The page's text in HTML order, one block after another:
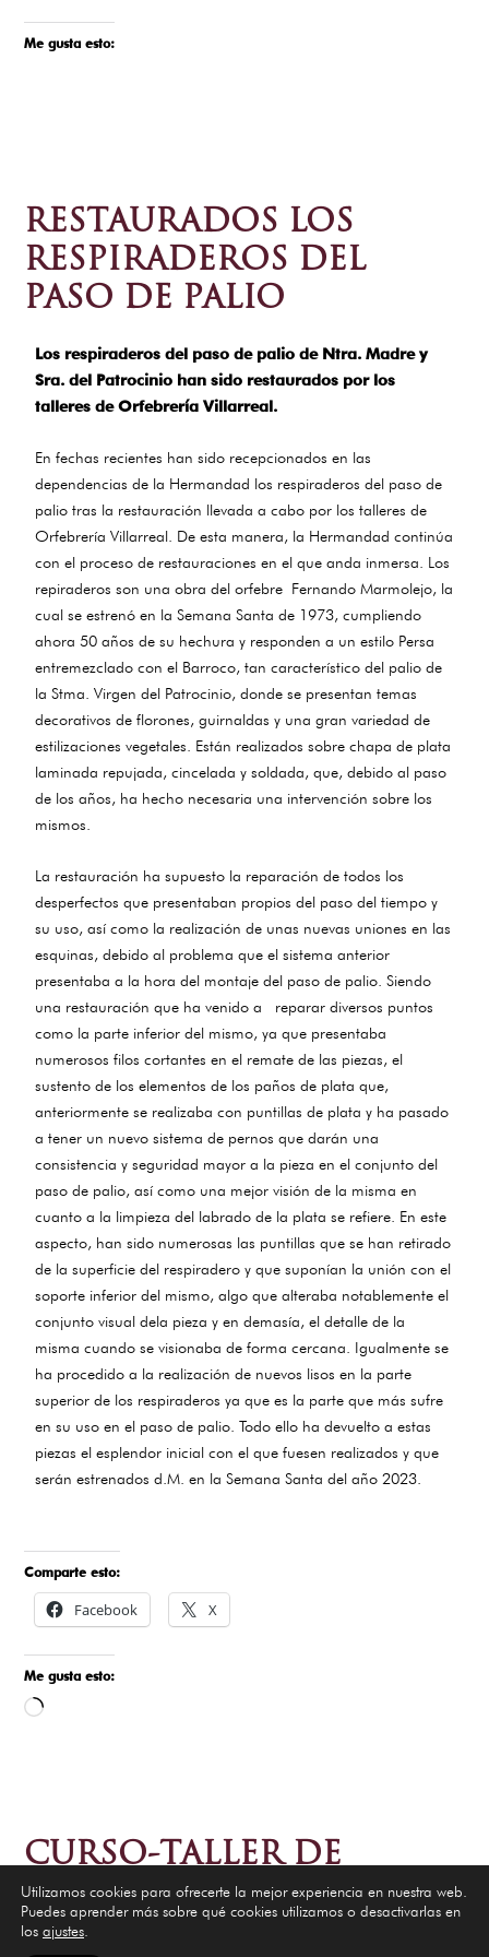
Me gusta esto:
RESTAURADOS LOS
RESPIRADEROS DEL
PASO DE PALIO
Los respiraderos del paso de palio de Ntra. Madre y
Sra. del Patrocinio han sido restaurados por los
talleres de Orfebrería Villarreal.
En fechas recientes han sido recepcionados en las
dependencias de la Hermandad los respiraderos del paso de
palio tras la restauración llevada a cabo por los talleres de
Orfebrería Villarreal. De esta manera, la Hermandad continúa
con el proceso de restauraciones en el que anda inmersa. Los
repiraderos son una obra del orfebre Fernando Marmolejo, la
cual se estrenó en la Semana Santa de 1973, cumpliendo
ahora 50 años de su hechura y responden a un estilo Persa
entremezclado con el Barroco, tan característico del palio de
la Stma. Virgen del Patrocinio, donde se presentan temas
decorativos de florones, guirnaldas y una gran variedad de
estilizaciones vegetales. Están realizados sobre chapa de plata
laminada repujada, cincelada y soldada, que, debido al paso
de los años, ha hecho necesaria una intervención sobre los
mismos.
La restauración ha supuesto la reparación de todos los
desperfectos que presentaban propios del paso del tiempo y
su uso, así como la realización de unas nuevas uniones en las
esquinas, debido al problema que el sistema anterior
presentaba a la hora del montaje del paso de palio. Siendo
una restauración que ha venido a reparar diversos puntos
como la parte inferior del mismo, ya que presentaba
numerosos filos cortantes en el remate de las piezas, el
sustento de los elementos de los paños de plata que,
anteriormente se realizaba con puntillas de plata y ha pasado
a tener un nuevo sistema de pernos que darán una
consistencia y seguridad mayor a la pieza en el conjunto del
paso de palio, así como una mejor visión de la misma en
cuanto a la limpieza del labrado de la plata se refiere. En este
aspecto, han sido numerosas las puntillas que se han retirado
de la superficie del respiradero y que suponían la unión con el
soporte inferior del mismo, algo que alteraba notablemente el
conjunto visual dela pieza y en demasía, el detalle de la
misma cuando se visionaba de forma cercana. Igualmente se
ha procedido a la realización de nuevos lisos en la parte
superior de los respiraderos ya que es la parte que más sufre
en su uso en el paso de palio. Todo ello ha devuelto a estas
piezas el esplendor inicial con el que fuesen realizados y que
serán estrenados d.M. en la Semana Santa del año 2023.
Comparte esto:
Facebook X
Me gusta esto:
Cargando...
CURSO-TALLER DE
PALMAS RIZADAS
Utilizamos cookies para ofrecerte la mejor experiencia en nuestra web.
Puedes aprender más sobre qué cookies utilizamos o desactivarlas en
los ajustes